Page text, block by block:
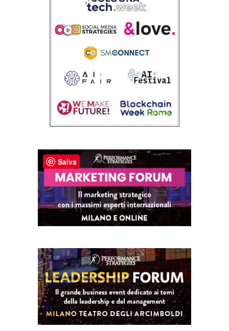
Salva